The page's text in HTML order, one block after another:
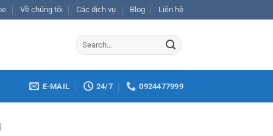
Về chúng tôi Các dịch vụ Blog Liên hệ
E-MAIL 24/7 0924477999